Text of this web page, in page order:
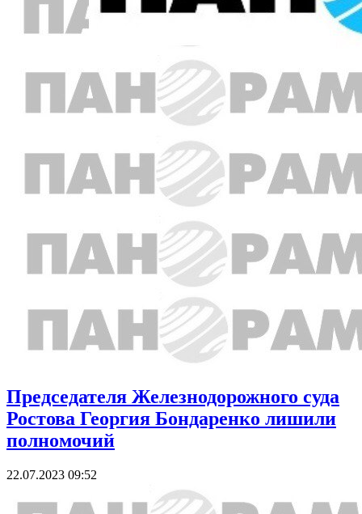
Председателя Железнодорожного суда
Ростова Георгия Бондаренко лишили
полномочий
22.07.2023 09:52